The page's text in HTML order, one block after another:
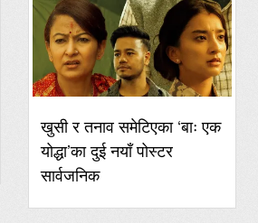
खुसी र तनाव समेटिएका ‘बाः एक
योद्धा’का दुई नयाँ पोस्टर
सार्वजनिक